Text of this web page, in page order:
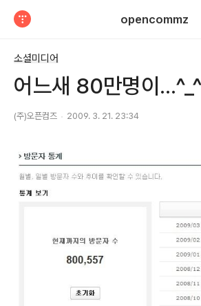
opencommz
소셜미디어
어느새 80만명이...^_^
(주)오픈컴즈 2009. 3. 21. 23:34